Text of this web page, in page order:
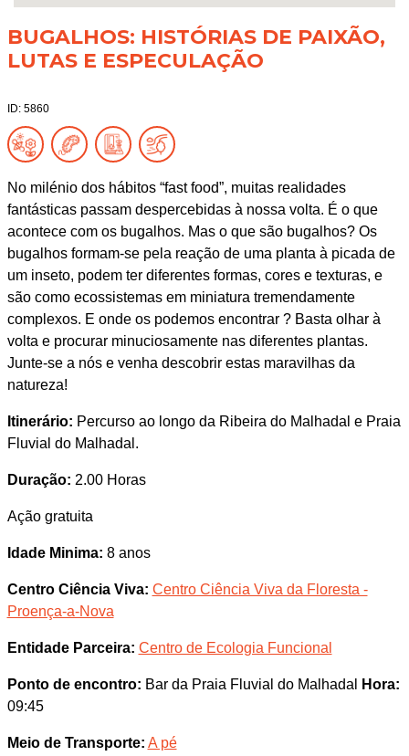
BUGALHOS: HISTÓRIAS DE PAIXÃO,
LUTAS E ESPECULAÇÃO
ID: 5860
No milénio dos hábitos “fast food”, muitas realidades
fantásticas passam despercebidas à nossa volta. É o que
acontece com os bugalhos. Mas o que são bugalhos? Os
bugalhos formam-se pela reação de uma planta à picada de
um inseto, podem ter diferentes formas, cores e texturas, e
são como ecossistemas em miniatura tremendamente
complexos. E onde os podemos encontrar ? Basta olhar à
volta e procurar minuciosamente nas diferentes plantas.
Junte-se a nós e venha descobrir estas maravilhas da
natureza!
Itinerário: Percurso ao longo da Ribeira do Malhadal e Praia
Fluvial do Malhadal.
Duração: 2.00 Horas
Ação gratuita
Idade Minima: 8 anos
Centro Ciência Viva: Centro Ciência Viva da Floresta -
Proença-a-Nova
Entidade Parceira: Centro de Ecologia Funcional
Ponto de encontro: Bar da Praia Fluvial do Malhadal
Hora:
09:45
Meio de Transporte: A pé